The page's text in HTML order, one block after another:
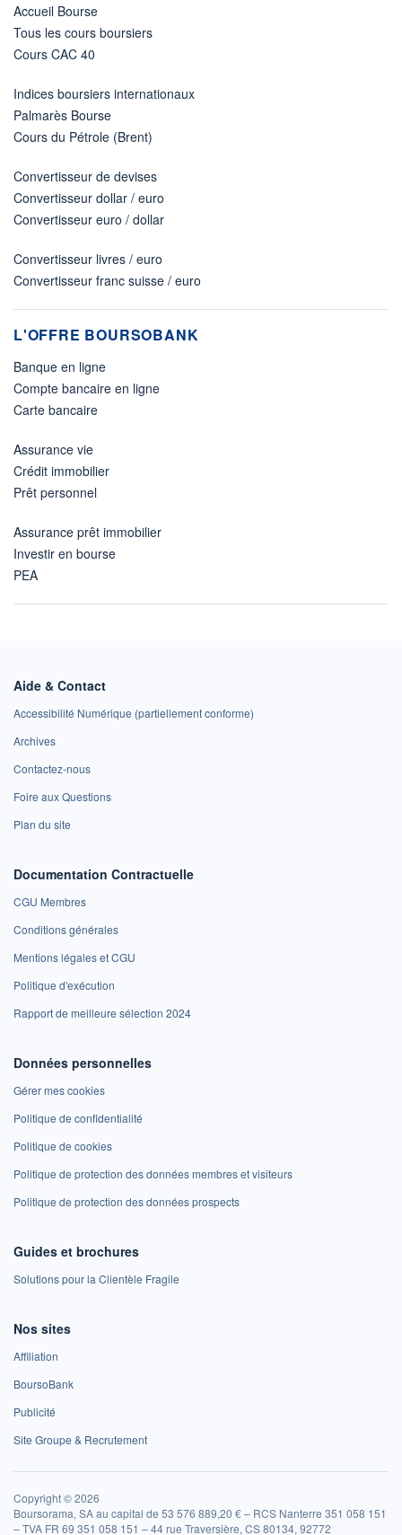
Accueil Bourse
Tous les cours boursiers
Cours CAC 40
Indices boursiers internationaux
Palmarès Bourse
Cours du Pétrole (Brent)
Convertisseur de devises
Convertisseur dollar / euro
Convertisseur euro / dollar
Convertisseur livres / euro
Convertisseur franc suisse / euro
L'OFFRE BOURSOBANK
Banque en ligne
Compte bancaire en ligne
Carte bancaire
Assurance vie
Crédit immobilier
Prêt personnel
Assurance prêt immobilier
Investir en bourse
PEA
Aide & Contact
Accessibilité Numérique (partiellement conforme)
Archives
Contactez-nous
Foire aux Questions
Plan du site
Documentation Contractuelle
CGU Membres
Conditions générales
Mentions légales et CGU
Politique d'exécution
Rapport de meilleure sélection 2024
Données personnelles
Gérer mes cookies
Politique de confidentialité
Politique de cookies
Politique de protection des données membres et visiteurs
Politique de protection des données prospects
Guides et brochures
Solutions pour la Clientèle Fragile
Nos sites
Affiliation
BoursoBank
Publicité
Site Groupe & Recrutement
Copyright © 2026
Boursorama, SA au capital de 53 576 889,20 € – RCS Nanterre 351 058 151
– TVA FR 69 351 058 151 – 44 rue Traversière, CS 80134, 92772